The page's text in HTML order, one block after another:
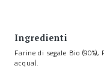
Ingredienti
Farine di segale Bio
acqua).